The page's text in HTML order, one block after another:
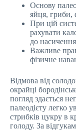
Основу
яйця, гриби,
При цій
рахувати
до
Важливе
фізичне
Відмова від
окрайці
погляд здається
палеодієту легко
стрибків цукру в
голоду. За